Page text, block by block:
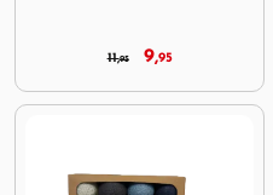
11,95 9,95